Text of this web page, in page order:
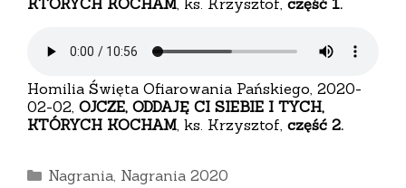
KTÓRYCH KOCHAM, ks. Krzysztof, część 1.
Homilia Święta Ofiarowania Pańskiego, 2020-
02-02, OJCZE, ODDAJĘ CI SIEBIE I TYCH,
KTÓRYCH KOCHAM, ks. Krzysztof, część 2.
Kategorie
Nagrania, Nagrania 2020